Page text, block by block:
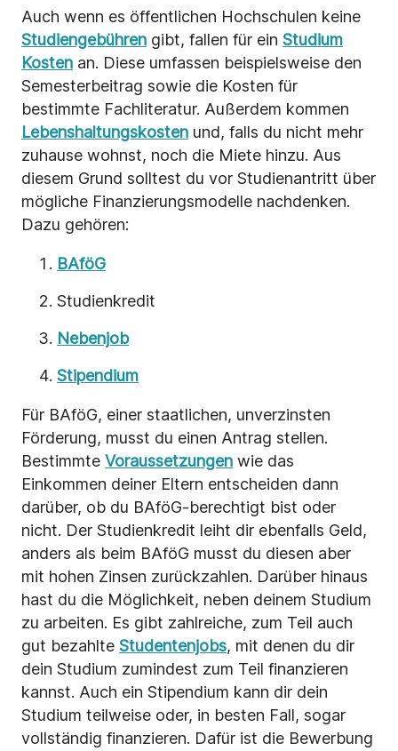
Auch wenn es öffentlichen Hochschulen keine
Studiengebühren gibt, fallen für ein Studium
Kosten an. Diese umfassen beispielsweise den
Semesterbeitrag sowie die Kosten für
bestimmte Fachliteratur. Außerdem kommen
Lebenshaltungskosten und, falls du nicht mehr
zuhause wohnst, noch die Miete hinzu. Aus
diesem Grund solltest du vor Studienantritt über
mögliche Finanzierungsmodelle nachdenken.
Dazu gehören:
BAföG
Studienkredit
Nebenjob
Stipendium
Für BAföG, einer staatlichen, unverzinsten
Förderung, musst du einen Antrag stellen.
Bestimmte Voraussetzungen wie das
Einkommen deiner Eltern entscheiden dann
darüber, ob du BAföG-berechtigt bist oder
nicht. Der Studienkredit leiht dir ebenfalls Geld,
anders als beim BAföG musst du diesen aber
mit hohen Zinsen zurückzahlen. Darüber hinaus
hast du die Möglichkeit, neben deinem Studium
zu arbeiten. Es gibt zahlreiche, zum Teil auch
gut bezahlte Studentenjobs, mit denen du dir
dein Studium zumindest zum Teil finanzieren
kannst. Auch ein Stipendium kann dir dein
Studium teilweise oder, in besten Fall, sogar
vollständig finanzieren. Dafür ist die Bewerbung